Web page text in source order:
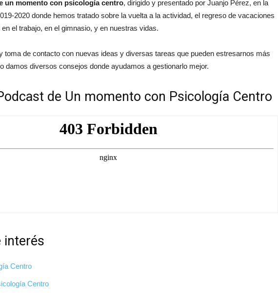
un momento con psicología centro, dirigido y presentado por Juanjo Pérez, en la
2020 donde hemos tratado sobre la vuelta a la actividad, el regreso de vacaciones
el trabajo, en el gimnasio, y en nuestras vidas.
toma de contacto con nuevas ideas y diversas tareas que pueden estresarnos más
damos diversos consejos donde ayudamos a gestionarlo mejor.
de Un momento con Psicología Centro
interés
Centro
Centro